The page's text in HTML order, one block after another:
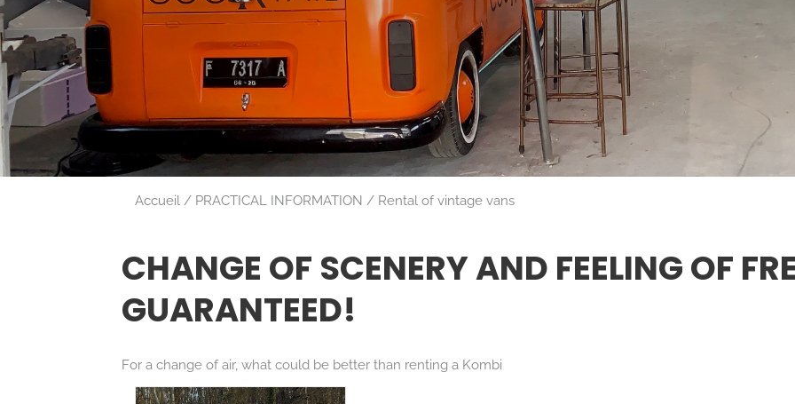
Accueil PRACTICAL INFORMATION Rental of vintage vans
CHANGE OF SCENERY AND FEELING OF
GUARANTEED!
For a change of air, what could be better than renting a Kombi